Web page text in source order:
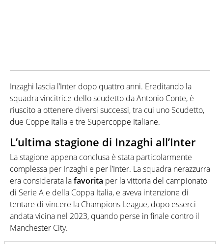
Inzaghi lascia l’Inter dopo quattro anni. Ereditando la
squadra vincitrice dello scudetto da Antonio Conte, è
riuscito a ottenere diversi successi, tra cui uno Scudetto,
due Coppe Italia e tre Supercoppe Italiane.
L’ultima stagione di Inzaghi all’Inter
La stagione appena conclusa è stata particolarmente
complessa per Inzaghi e per l’Inter. La squadra nerazzurra
era considerata lafavorita per la vittoria del campionato
di Serie A e della Coppa Italia, e aveva intenzione di
tentare di vincere la Champions League, dopo esserci
andata vicina nel 2023, quando perse in finale contro il
Manchester City.